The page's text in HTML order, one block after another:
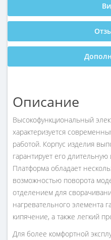
Описание
Высокофункциональный
характеризуется
работой. Корпус изделия
гарантирует его
Платформа обладает
возможностью поворота
отделением для
нагревательного элемента
кипячение, а также легкий
Для более комфортной